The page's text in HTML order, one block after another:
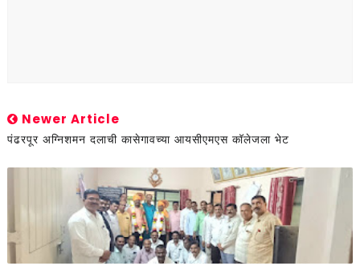
Newer Article
पंढरपूर अग्निशमन दलाची कासेगावच्या आयसीएमएस कॉलेजला भेट